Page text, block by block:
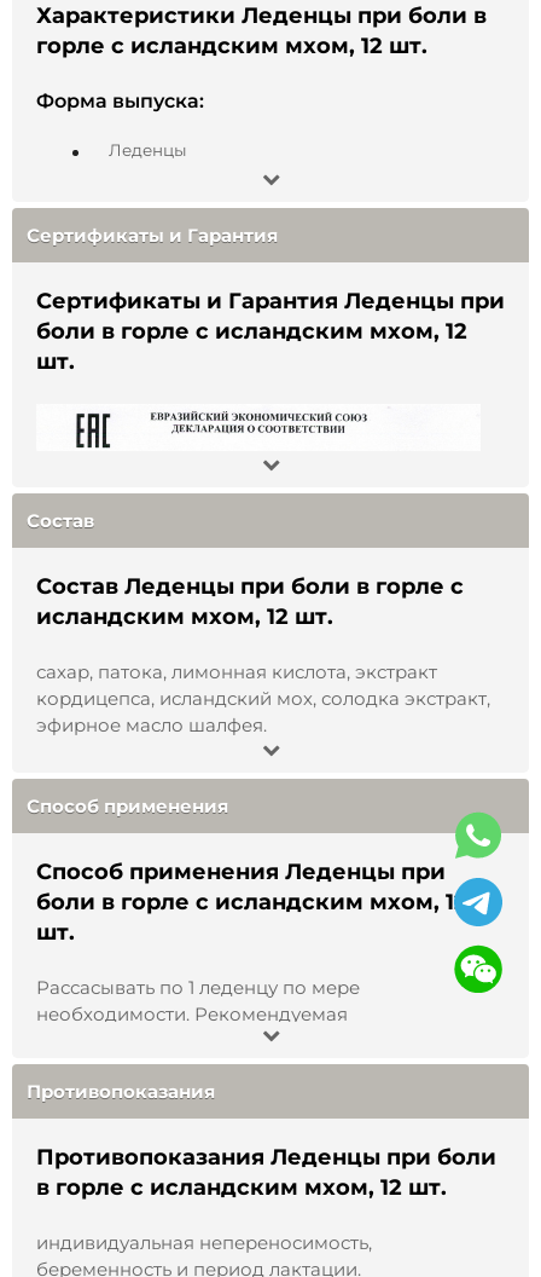
Травяная композиция основана на классических
растительных ингредиентах: исландском мхе,
экстракте солодки и эфирном масле шалфея.
Леденцы бережно раскрывают вкус трав и дарят
ощущение свежести. Компактная упаковка
позволяет всегда иметь продукт под рукой.
Преимущества:
- натуральные растительные компоненты;
- мягкий травяной вкус с освежающими нотами;
- удобный формат леденцов для ежедневного
использования;
- подходят для межсезонья и активного ритма
дня;
Не является лекарственным средством и БАД.
Имеются противопоказания. Перед
употреблением рекомендуется
проконсультироваться со специалистом.
Характеристики Леденцы при боли в
горле с исландским мхом, 12 шт.
Форма выпуска:
Леденцы
Иммунитет
ЛОР-органы
Цели применения:
Обезболивающее
Сертификаты и Гарантия
Сертификаты и Гарантия Леденцы при
боли в горле с исландским мхом, 12
шт.
Постоянным клиентам - скидка 5%
Гарантируете качество продукции?
Надежно ли упакован товар?
Состав
Состав Леденцы при боли в горле с
исландским мхом, 12 шт.
сахар, патока, лимонная кислота, экстракт
кордицепса, исландский мох, солодка экстракт,
эфирное масло шалфея.
Способ применения
Способ применения Леденцы при
боли в горле с исландским мхом, 12
шт.
Рассасывать по 1 леденцу по мере
необходимости. Рекомендуемая
продолжительность и суточное потребление —
согласно информации на упаковке.
Противопоказания
Противопоказания Леденцы при боли
в горле с исландским мхом, 12 шт.
индивидуальная непереносимость,
беременность и период лактации.